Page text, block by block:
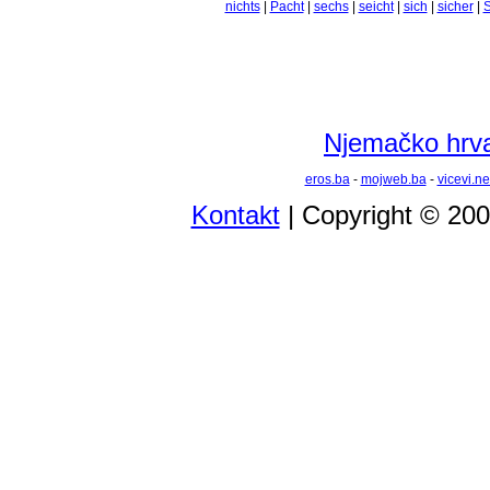
nichts| Pacht| sechs| seicht| sich sicher|
Njemačko
eros.ba- mojweb.ba-
Kontakt| Copyright ©